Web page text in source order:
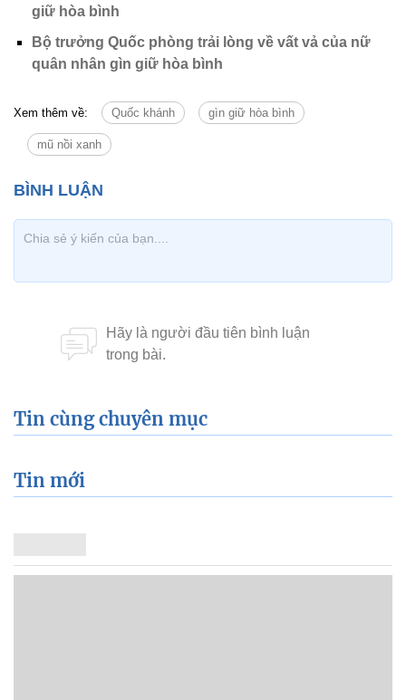
giữ hòa bình
Bộ trưởng Quốc phòng trải lòng về vất vả của nữ
quân nhân gìn giữ hòa bình
Xem thêm về: Quốc khánh gìn giữ hòa bình
mũ nồi xanh
Tin cùng chuyên mục
Tin mới